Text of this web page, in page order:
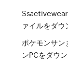
ァイルをダウ
ポケモンサン
ンPCをダウ